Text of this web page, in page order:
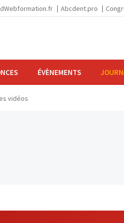
Abcdent.pro
ÉVÈNEMENTS
vidéos